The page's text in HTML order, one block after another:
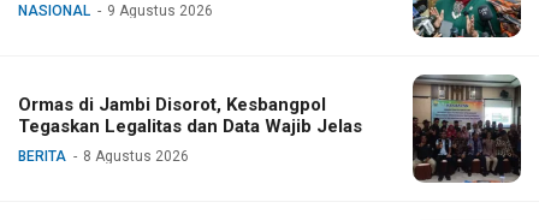
NASIONAL 9 Agustus 2026
Ormas di Jambi Disorot, Kesbangpol
Tegaskan Legalitas dan Data Wajib Jelas
BERITA 8 Agustus 2026